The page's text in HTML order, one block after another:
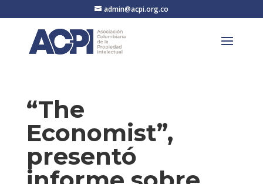
admin@acpi.org.co
“The
Economist”,
presentó